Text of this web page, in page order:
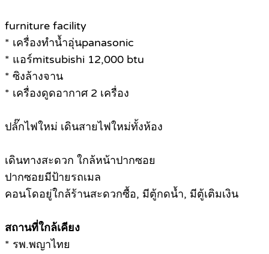
furniture facility
* เครื่องทำน้ำอุ่นpanasonic
* แอร์mitsubishi 12,000 btu
* ซิงล้างจาน
* เครื่องดูดอากาศ 2 เครื่อง
ปลั๊กไฟใหม่ เดินสายไฟใหม่ทั้งห้อง
เดินทางสะดวก ใกล้หน้าปากซอย
ปากซอยมีป้ายรถเมล
คอนโดอยู่ใกล้ร้านสะดวกซื้อ, มีตู้กดน้ำ, มีตู้เติมเงิน
สถานที่ใกล้เคียง
* รพ.พญาไทย